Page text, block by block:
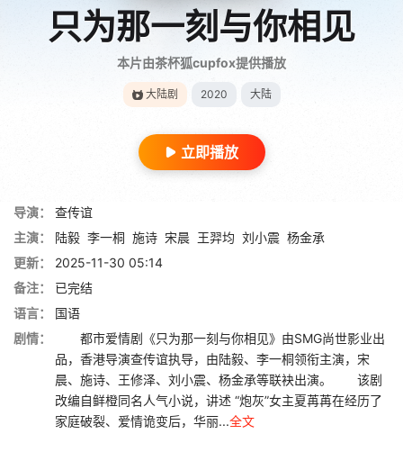
只为那一刻与你相见
本片由茶杯狐cupfox提供播放
大陆剧 2020 大陆
立即播放
导演：
查传谊
主演：
陆毅 李一桐 施诗 宋晨 王羿均 刘小震 杨金承
更新：
2025-11-30 05:14
备注：
已完结
语言：
国语
剧情：
都市爱情剧《只为那一刻与你相见》由SMG尚世影业出
品，香港导演查传谊执导，由陆毅、李一桐领衔主演，宋
晨、施诗、王修泽、刘小震、杨金承等联袂出演。 该剧
改编自鲜橙同名人气小说，讲述 “炮灰”女主夏苒苒在经历了
家庭破裂、爱情诡变后，华丽...全文